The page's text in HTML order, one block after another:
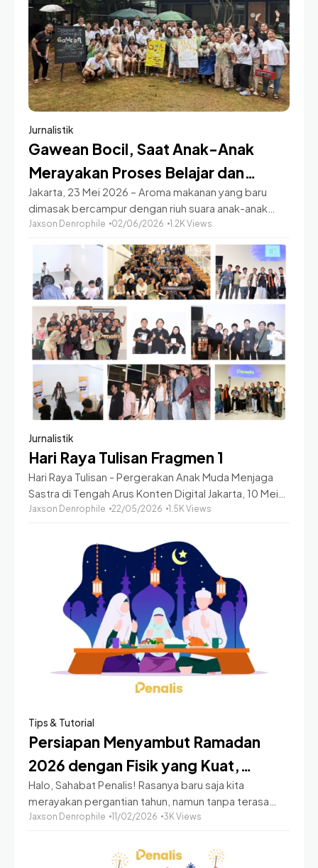
Jurnalistik
Gawean Bocil, Saat Anak-Anak
Merayakan Proses Belajar dan
Kemandirian
Jakarta, 23 Mei 2026 – Aroma makanan yang baru
dimasak bercampur dengan riuh suara anak-anak
memenuhi halaman Taman Tumbuh Montessori di
Jaxson Denrophile 02/06/2026 1.2K Views
Jurnalistik
Hari Raya Tulisan Fragmen 1
Hari Raya Tulisan - Pergerakan Anak Muda Menjaga
Sastra di Tengah Arus Konten Digital Jakarta, 10 Mei
2026 — Di tengah derasnya arus media sosial, video
Jaxson Denrophile 22/05/2026 1.5K Views
Tips & Tutorial
Persiapan Menyambut Ramadan
2026 dengan Fisik yang Kuat,
Ibadah Jadi Nikmat
Halo, Sahabat Penalis! Rasanya baru saja kita
merayakan pergantian tahun, namun tanpa terasa
Ramadan 2026 sudah di depan mata. Berdasarkan
menjalankan ibadah
Jaxson Denrophile 11/02/2026 3K Views